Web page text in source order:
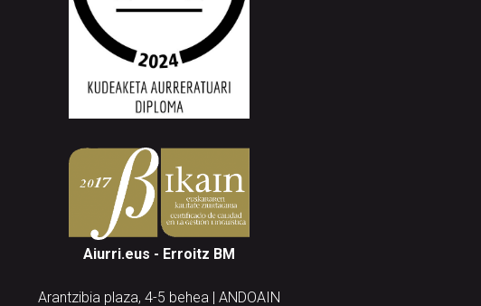
Aiurri.eus - Erroitz BM
Arantzibia plaza, 4-5 behea | ANDOAIN